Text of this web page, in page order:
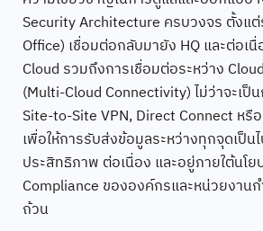
Security Architecture ครบวงจร ตั้งแ
Office) เชื่อมต่อกลับมายัง HQ และต่อเนื่
Cloud รวมถึงการเชื่อมต่อระหว่าง
(Multi-Cloud Connectivity) ไม่ว่าจะเป็
Site-to-Site VPN, Direct Connect หรื
เพื่อให้การรับส่งข้อมูลระหว่างทุกจุดเป็น
ประสิทธิภาพ ต่อเนื่อง และอยู่ภายใต้นโย
Compliance ขององค์กรและหน่วยงาน
ถ้วน